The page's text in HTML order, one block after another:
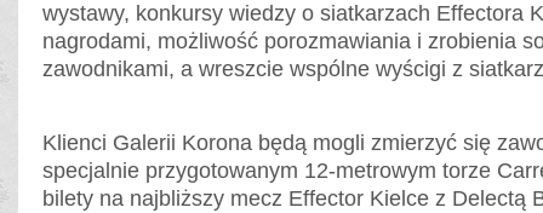
wystawy, konkursy wiedzy o siatkarzach Effectora
nagrodami, możliwość porozmawiania i zrobienia
zawodnikami, a wreszcie wspólne wyścigi z
Klienci Galerii Korona będą mogli zmierzyć się
specjalnie przygotowanym 12-metrowym torze
bilety na najbliższy mecz Effector Kielce z Delectą